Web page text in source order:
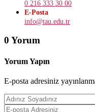
0 216 333 30 00
E-Posta
info@tau.edu.tr
0 Yorum
Yorum Yapın
E-posta adresiniz